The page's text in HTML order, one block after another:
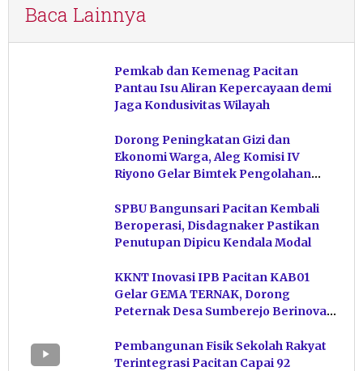
Baca Lainnya
Pemkab dan Kemenag Pacitan
Pantau Isu Aliran Kepercayaan demi
Jaga Kondusivitas Wilayah
Dorong Peningkatan Gizi dan
Ekonomi Warga, Aleg Komisi IV
Riyono Gelar Bimtek Pengolahan
SPBU Bangunsari Pacitan Kembali
Beroperasi, Disdagnaker Pastikan
Penutupan Dipicu Kendala Modal
KKNT Inovasi IPB Pacitan KAB01
Gelar GEMA TERNAK, Dorong
Peternak Desa Sumberejo Berinovasi
Pembangunan Fisik Sekolah Rakyat
Terintegrasi Pacitan Capai 92